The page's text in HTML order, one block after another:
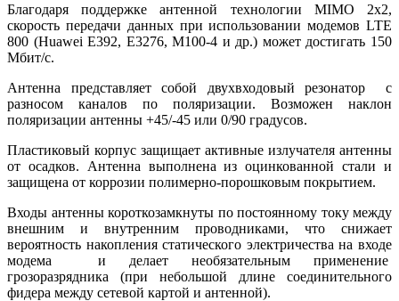
Благодаря поддержке антенной технологии MIMO 2x2,
скорость передачи данных при использовании модемов LTE
800 (Huawei E392, Е3276, М100-4 и др.) может достигать 150
Мбит/с.
Антенна представляет собой двухвходовый резонатор с
разносом каналов по поляризации. Возможен наклон
поляризации антенны +45/-45 или 0/90 градусов.
Пластиковый корпус защищает активные излучателя антенны
от осадков. Антенна выполнена из оцинкованной стали и
защищена от коррозии полимерно-порошковым покрытием.
Входы антенны короткозамкнуты по постоянному току между
внешним и внутренним проводниками, что снижает
вероятность накопления статического электричества на входе
модема и делает необязательным применение
грозоразрядника (при небольшой длине соединительного
фидера между сетевой картой и антенной).